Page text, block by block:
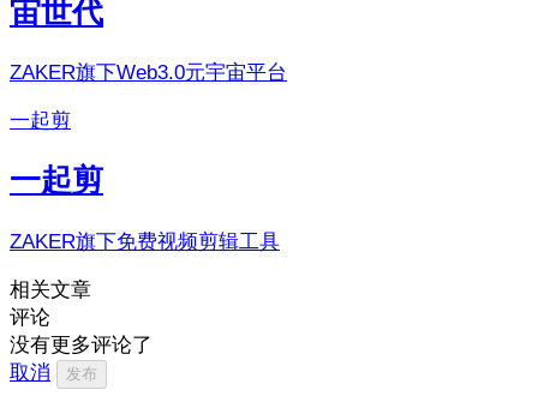
宙世代
ZAKER旗下Web3.0元宇宙平台
一起剪
一起剪
ZAKER旗下免费视频剪辑工具
相关文章
评论
没有更多评论了
取消
发布